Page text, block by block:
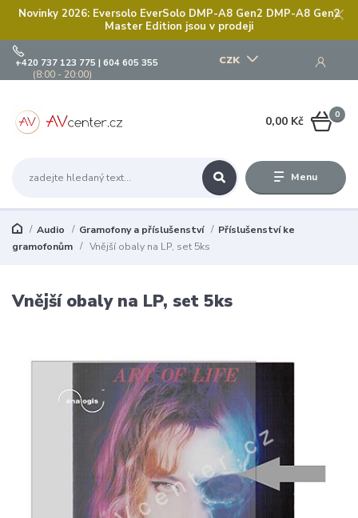
Novinky 2026: Eversolo EverSolo DMP-A8 Gen2 DMP-A8 Gen2
Master Edition jsou v prodeji
Menu
CZK
+420 737 123 775 | 604 605 355
(8:00 - 20:00)
0
0,00 Kč
Audio Gramofony a příslušenství
Příslušenství ke
gramofonům
Vnější obaly na LP, set 5ks
Vnější obaly na LP, set 5ks